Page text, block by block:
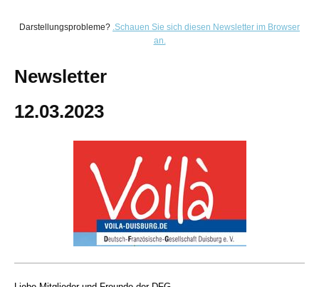
Darstellungsprobleme? .Schauen Sie sich diesen Newsletter im Browser
an.
Newsletter
12.03.2023